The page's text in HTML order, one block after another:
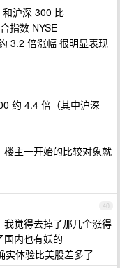
沪深 300 比
指数 NYSE
3.2 倍涨幅 很明显表现
约 4.4 倍（其中沪深
主一开始的比较对象就
40
觉得去掉了那几个涨得
国内也有妖的
实体验比美股差多了